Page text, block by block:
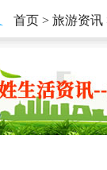
首页 > 旅游资讯